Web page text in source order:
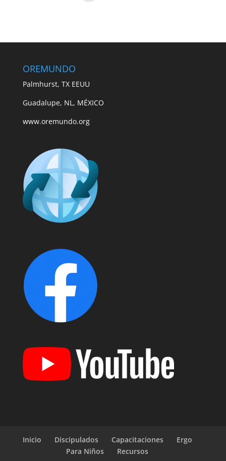
OREMUNDO
Palmhurst, TX EEUU
Guadalupe, NL, MÉXICO
www.oremundo.org
Inicio Discipulados Capacitaciones
Ergo
Para Niños
Recursos